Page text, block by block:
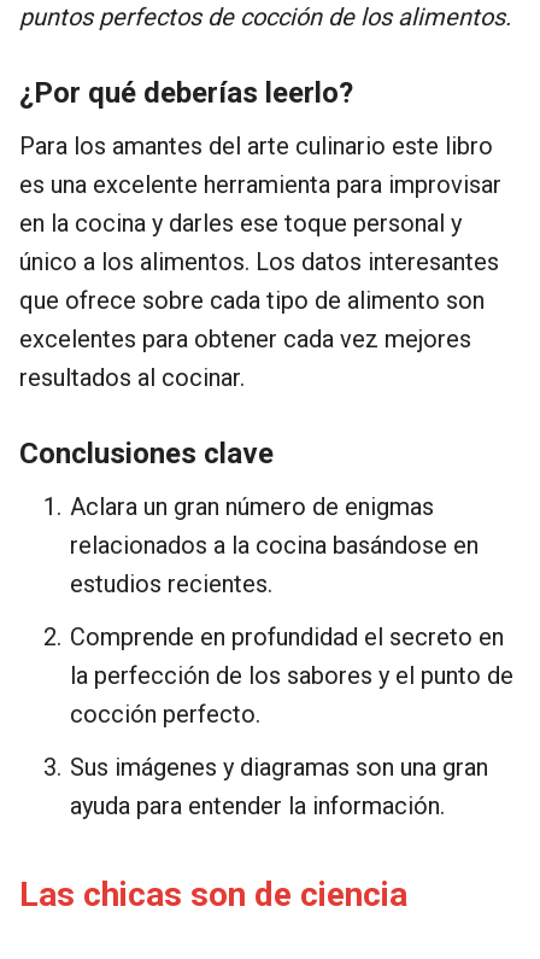
puntos perfectos de cocción de los alimentos.
¿Por qué deberías leerlo?
Para los amantes del arte culinario este libro
es una excelente herramienta para improvisar
en la cocina y darles ese toque personal y
único a los alimentos. Los datos interesantes
que ofrece sobre cada tipo de alimento son
excelentes para obtener cada vez mejores
resultados al cocinar.
Conclusiones clave
Aclara un gran número de enigmas
relacionados a la cocina basándose en
estudios recientes.
Comprende en profundidad el secreto en
la perfección de los sabores y el punto de
cocción perfecto.
Sus imágenes y diagramas son una gran
ayuda para entender la información.
Las chicas son de ciencia